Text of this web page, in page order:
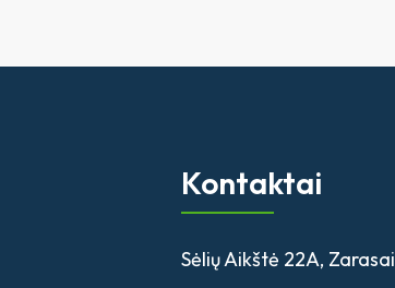
Kontaktai
Sėlių Aikštė 22A, Zarasai